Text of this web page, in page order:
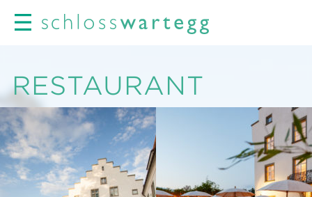
RESTAURANT